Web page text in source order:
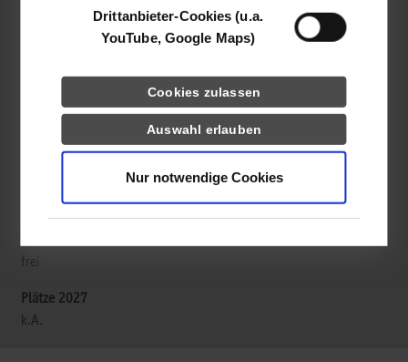
Drittanbieter-Cookies (u.a.
YouTube, Google Maps)
Cookies zulassen
Auswahl erlauben
Nur notwendige Cookies
Eugen-Adolff-Str. 134
Backnang
www.dbaudio.com
Yvonne Merklinger
yvonne.merklinger@dbaudio.com
frei
k.A.